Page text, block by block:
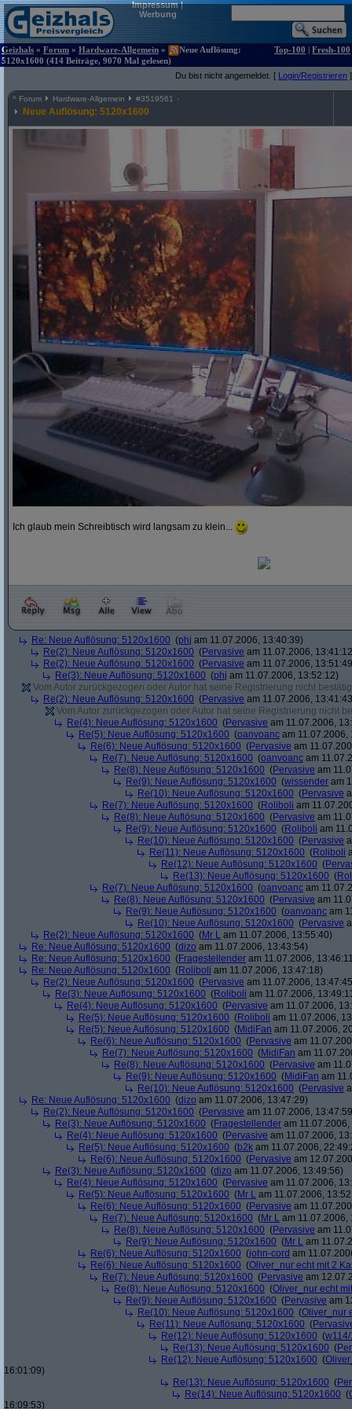
Impressum|
Werbung
Geizhals » Forum » Hardware-Allgemein »
Neue Auflösung:
5120x1600 (414 Beiträge, 9070 Mal gelesen)
Top-100 | Fresh-100
Du bist nicht angemeldet. [ Login/Registrieren ]
^ Forum Hardware-Allgemein #3519561
Neue Auflösung: 5120x1600
Ich glaub mein Schreibtisch wird langsam zu klein...
Re: Neue Auflösung: 5120x1600 (phj am 11.07.2006, 13:40:39)
Re(2): Neue Auflösung: 5120x1600 (Pervasive am 11.07.2006,
Re(2): Neue Auflösung: 5120x1600 (Pervasive am 11.07.2006,
Re(3): Neue Auflösung: 5120x1600 (phj am 11.07.2006, 13:52:12)
Vom Autor zurückgezogen oder Autor hat seine Registrierung nicht
Re(2): Neue Auflösung: 5120x1600 (Pervasive am 11.07.2006,
Vom Autor zurückgezogen oder Autor hat seine Registrierung nicht
Re(4): Neue Auflösung: 5120x1600 (Pervasive am 11.07.2006,
Re(5): Neue Auflösung: 5120x1600 (oanvoanc am 11.07.2006,
Re(6): Neue Auflösung: 5120x1600 (Pervasive am
Re(7): Neue Auflösung: 5120x1600 (oanvoanc am
Re(8): Neue Auflösung: 5120x1600 (Pervasive am
Re(9): Neue Auflösung: 5120x1600 (wissender am
Re(10): Neue Auflösung: 5120x1600 (Pervasive
Re(7): Neue Auflösung: 5120x1600 (Roliboli am
Re(8): Neue Auflösung: 5120x1600 (Pervasive am
Re(9): Neue Auflösung: 5120x1600 (Roliboli am
Re(10): Neue Auflösung: 5120x1600 (Pervasive
Re(11): Neue Auflösung: 5120x1600 (Roliboli
Re(12): Neue Auflösung: 5120x1600 (
Re(13): Neue Auflösung: 5120x1600 (
Re(7): Neue Auflösung: 5120x1600 (oanvoanc am
Re(8): Neue Auflösung: 5120x1600 (Pervasive am
Re(9): Neue Auflösung: 5120x1600 (oanvoanc am
Re(10): Neue Auflösung: 5120x1600 (Pervasive
Re(2): Neue Auflösung: 5120x1600 (Mr L am 11.07.2006, 13:55:40)
Re: Neue Auflösung: 5120x1600 (dizo am 11.07.2006, 13:43:54)
Re: Neue Auflösung: 5120x1600 (Fragestellender am 11.07.2006,
Re: Neue Auflösung: 5120x1600 (Roliboli am 11.07.2006, 13:47:18)
Re(2): Neue Auflösung: 5120x1600 (Pervasive am 11.07.2006,
Re(3): Neue Auflösung: 5120x1600 (Roliboli am 11.07.2006,
Re(4): Neue Auflösung: 5120x1600 (Pervasive am 11.07.2006,
Re(5): Neue Auflösung: 5120x1600 (Roliboli am 11.07.2006,
Re(5): Neue Auflösung: 5120x1600 (MidiFan am 11.07.2006,
Re(6): Neue Auflösung: 5120x1600 (Pervasive am
Re(7): Neue Auflösung: 5120x1600 (MidiFan am
Re(8): Neue Auflösung: 5120x1600 (Pervasive am
Re(9): Neue Auflösung: 5120x1600 (MidiFan am
Re(10): Neue Auflösung: 5120x1600 (Pervasive
Re: Neue Auflösung: 5120x1600 (dizo am 11.07.2006, 13:47:29)
Re(2): Neue Auflösung: 5120x1600 (Pervasive am 11.07.2006,
Re(3): Neue Auflösung: 5120x1600 (Fragestellender am
Re(4): Neue Auflösung: 5120x1600 (Pervasive am 11.07.2006,
Re(5): Neue Auflösung: 5120x1600 (b2k am 11.07.2006,
Re(6): Neue Auflösung: 5120x1600 (Pervasive am
Re(3): Neue Auflösung: 5120x1600 (dizo am 11.07.2006, 13:49:56)
Re(4): Neue Auflösung: 5120x1600 (Pervasive am 11.07.2006,
Re(5): Neue Auflösung: 5120x1600 (Mr L am 11.07.2006,
Re(6): Neue Auflösung: 5120x1600 (Pervasive am
Re(7): Neue Auflösung: 5120x1600 (Mr L am 11.07.2006,
Re(8): Neue Auflösung: 5120x1600 (Pervasive am
Re(9): Neue Auflösung: 5120x1600 (Mr L am
Re(6): Neue Auflösung: 5120x1600 (john-cord am
Re(6): Neue Auflösung: 5120x1600 (Oliver_nur echt mit 2
Re(7): Neue Auflösung: 5120x1600 (Pervasive am
Re(8): Neue Auflösung: 5120x1600 (Oliver_nur echt
Re(9): Neue Auflösung: 5120x1600 (Pervasive am
Re(10): Neue Auflösung: 5120x1600 (Oliver_nur
Re(11): Neue Auflösung: 5120x1600 (
Re(12): Neue Auflösung: 5120x1600 (
Re(13): Neue Auflösung: 5120x1600 (
Re(12): Neue Auflösung: 5120x1600 (
16:01:09)
Re(13): Neue Auflösung: 5120x1600 (
Re(14): Neue Auflösung: 5120x1600 (
16:09:53)